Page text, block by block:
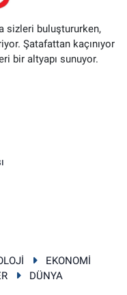
sizleri buluştururken,
Şatafattan kaçınıyor
bir altyapı sunuyor.
EKONOMİ
DÜNYA